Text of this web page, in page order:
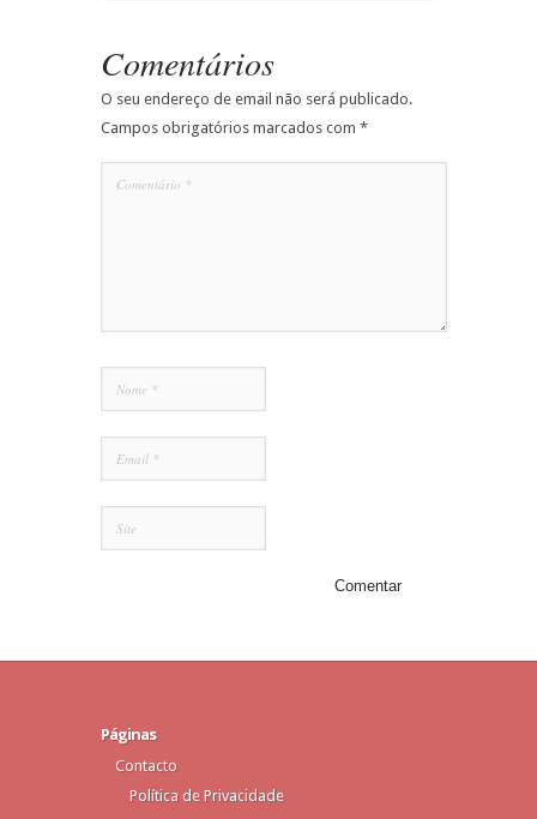
Comentários
O seu endereço de email não será publicado.
Campos obrigatórios marcados com *
Páginas
Contacto
Política de Privacidade